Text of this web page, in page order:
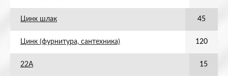
Цинк шлак 45
Цинк (фурнитура, сантехника) 120
22А 15